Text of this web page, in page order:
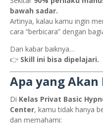
bawah sadar.
Artinya, kalau kamu ingin
cara “berbicara” dengan
Dan kabar baiknya…
👉 Skill ini bisa dipelajari.
Apa yang Akan
Di Kelas Privat Basic
Center, kamu tidak hanya
dan memahami: